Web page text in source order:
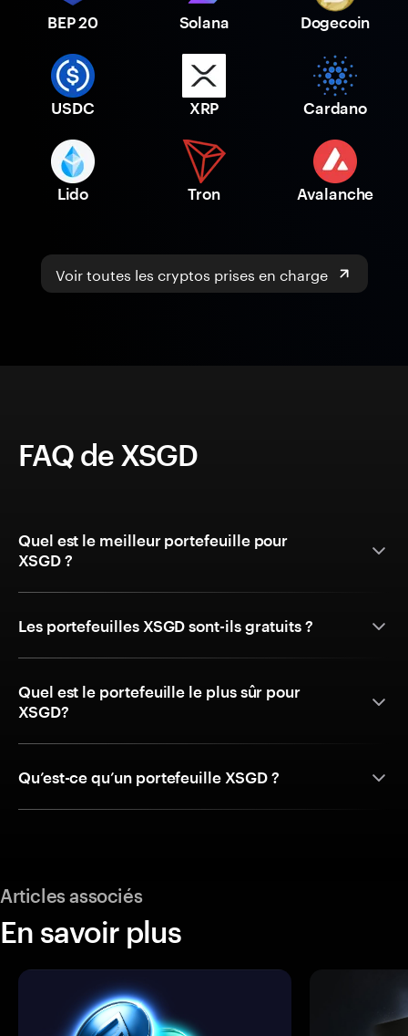
BEP 20 Solana Dogecoin
USDC XRP Cardano
Lido Tron Avalanche
Voir toutes les cryptos prises en charge
FAQ de XSGD
Quel est le meilleur portefeuille pour
XSGD ?
Les portefeuilles XSGD sont-ils gratuits ?
Quel est le portefeuille le plus sûr pour
XSGD?
Qu’est-ce qu’un portefeuille XSGD ?
Articles associés
En savoir plus